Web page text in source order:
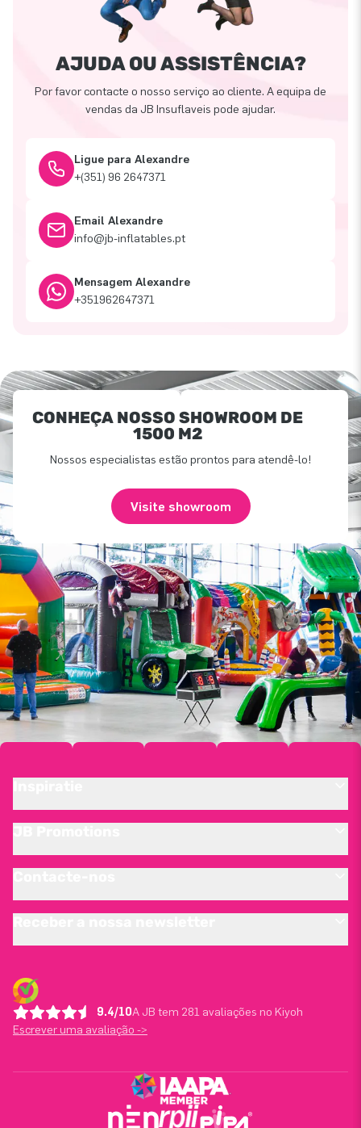
AJUDA OU ASSISTÊNCIA?
Por favor contacte o nosso serviço ao cliente. A equipa de
vendas da JB Insuflaveis pode ajudar.
Ligue para Alexandre
+(351) 96 2647371
Email Alexandre
info@jb-inflatables.pt
Mensagem Alexandre
+351962647371
CONHEÇA NOSSO SHOWROOM DE
1500 M2
Nossos especialistas estão prontos para atendê-lo!
Visite showroom
9.4/10A JB tem 281 avaliações no Kiyoh
Escrever uma avaliação ->